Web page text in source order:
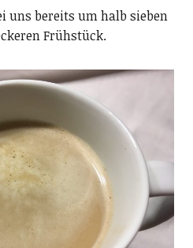
uns bereits um halb sieben
Frühstück.